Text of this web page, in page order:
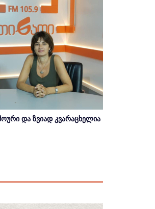
და ზვიად კვარაცხელია